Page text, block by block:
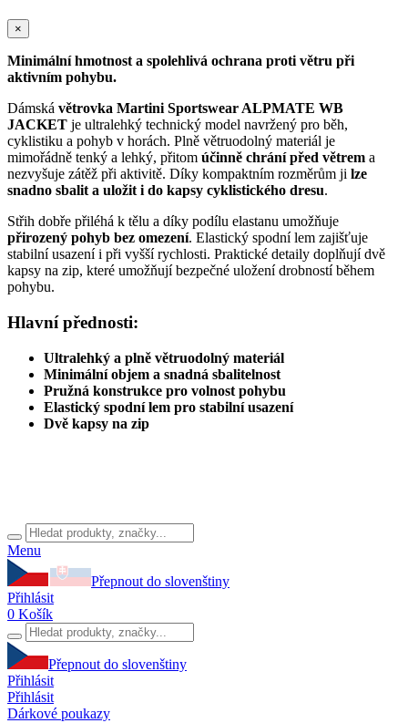
×
Minimální hmotnost a spolehlivá ochrana proti větru při
aktivním pohybu.
Dámská větrovka Martini Sportswear ALPMATE WB
JACKET je ultralehký technický model navržený pro běh,
cyklistiku a pohyb v horách. Plně větruodolný materiál je
mimořádně tenký a lehký, přitom účinně chrání před větrem a
nezvyšuje zátěž při aktivitě. Díky kompaktním rozměrům ji lze
snadno sbalit a uložit i do kapsy cyklistického dresu.
Střih dobře přiléhá k tělu a díky podílu elastanu umožňuje
přirozený pohyb bez omezení. Elastický spodní lem zajišťuje
stabilní usazení i při vyšší rychlosti. Praktické detaily doplňují dvě
kapsy na zip, které umožňují bezpečné uložení drobností během
pohybu.
Hlavní přednosti:
Ultralehký a plně větruodolný materiál
Minimální objem a snadná sbalitelnost
Pružná konstrukce pro volnost pohybu
Elastický spodní lem pro stabilní usazení
Dvě kapsy na zip
Menu
Přepnout do slovenštiny
Přihlásit
0 Košík
Přepnout do slovenštiny
Přihlásit
Přihlásit
Dárkové poukazy